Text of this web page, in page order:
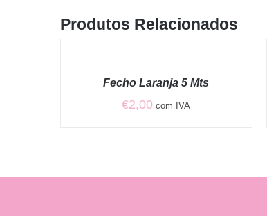
Produtos Relacionados
Fecho Laranja 5 Mts
€2,00 com IVA